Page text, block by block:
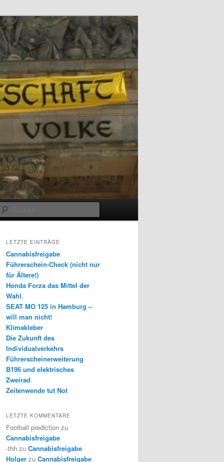
LETZTE EINTRÄGE
Cannabisfreigabe
Führerschein-Check (nicht nur
für Ältere!)
Honda Forza das Mittel der
Wahl.
SEAT MO 125 in Hamburg –
will man nicht!
Klimakleber
Die Zukunft des
Individualverkehrs
Führerscheinerweiterung
B196 und elektrisches
Zweirad
Zeitenwende tut Not
LETZTE KOMMENTARE
Football prediction zu
Cannabisfreigabe
-thh zu Cannabisfreigabe
Holger zu Cannabisfreigabe